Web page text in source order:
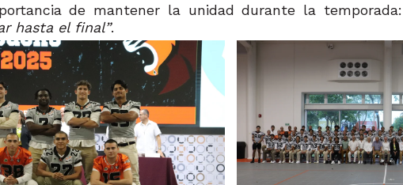
de mantener la unidad durante la temporada:
hasta el final”.